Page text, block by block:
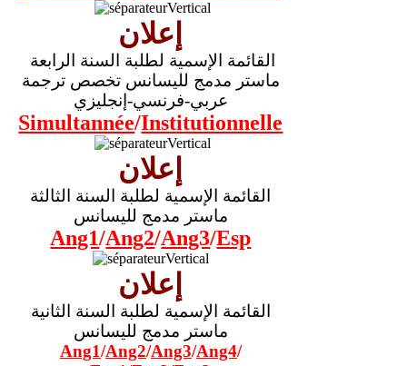
إعلان
ماستر مدمج لليسانس تخصص ترجمة
عربي-فرنسي-إنجليزي
Simultannée/Institutionnelle
إعلان
القائمة الإسمية لطلبة السنة الثالثة
ماستر مدمج لليسانس
Ang1/Ang2/Ang3/Esp
إعلان
القائمة الإسمية لطلبة السنة الثانية
ماستر مدمج لليسانس
Ang1/Ang2/Ang3/Ang4/